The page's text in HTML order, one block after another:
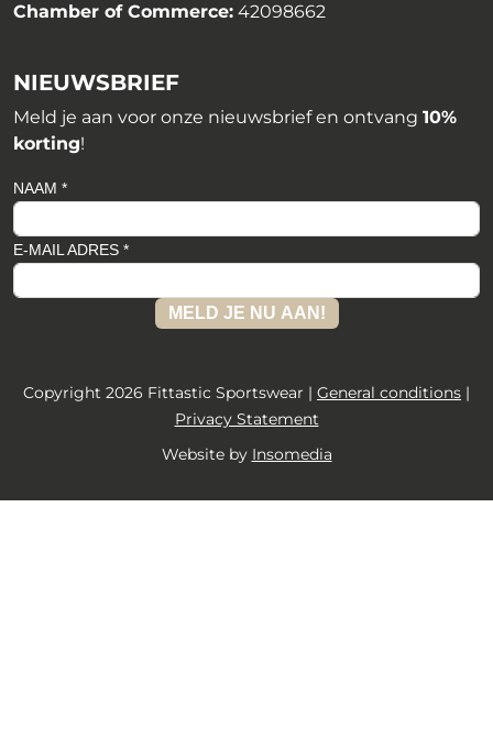
Chamber of Commerce: 42098662
NIEUWSBRIEF
Meld je aan voor onze nieuwsbrief en ontvang 10%
korting!
NAAM *
E-MAIL ADRES *
MELD JE NU AAN!
Copyright 2026 Fittastic Sportswear | General conditions |
Privacy Statement
Website by Insomedia